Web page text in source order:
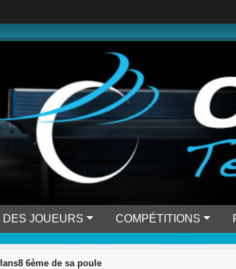
DES JOUEURS COMPÉTITIONS
6ème de sa poule